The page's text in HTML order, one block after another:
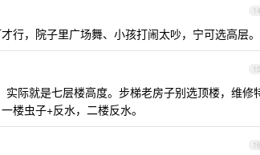
14
行，院子里广场舞、小孩打闹太吵，宁可选高层。
15
际就是七层楼高度。步梯老房子别选顶楼，维修
楼虫子+反水，二楼反水。
16